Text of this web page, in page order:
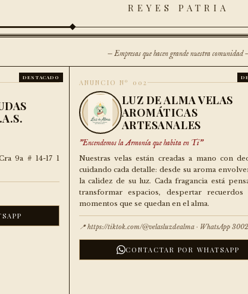
REYES PATRIA
— Empresas que hacen grande nuestra comunidad
DESTACADO
9a # 14-17 1
ANUNCIO Nº 002
LUZ DE ALMA VELAS
AROMÁTICAS
ARTESANALES
"Encendemos la Armonía que habita en Ti"
Nuestras velas están creadas a mano con
cuidando cada detalle: desde su aroma
la calidez de su luz. Cada fragancia está
transformar espacios, despertar
momentos que se quedan en el alma.
📍 https://tiktok.com/@velasluzdealma · WhatsApp
CONTACTAR POR WHATSAPP